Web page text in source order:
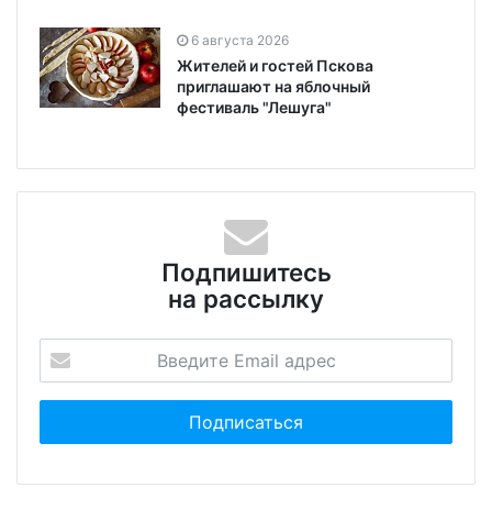
6 августа 2026
Жителей и гостей Пскова
приглашают на яблочный
фестиваль "Лешуга"
Подпишитесь
на рассылку